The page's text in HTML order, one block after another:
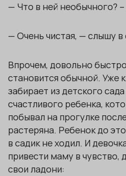
— Что в ней необычного?
— Очень чистая, — слышу в
Впрочем, довольно
становится обычной. Уже
забирает из детского
счастливого ребенка,
побывал на прогулке
растеряна. Ребенок до
в садик не ходил. И
привести маму в чувство,
свои ладони: